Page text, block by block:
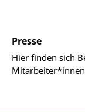
Presse
Hier finden sich
Mitarbeiter*innen